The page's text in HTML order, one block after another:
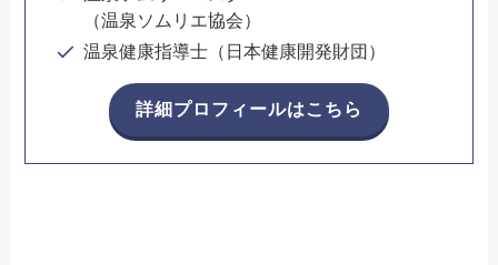
（温泉ソムリエ協会）
温泉健康指導士（日本健康開発財団）
詳細プロフィールはこちら